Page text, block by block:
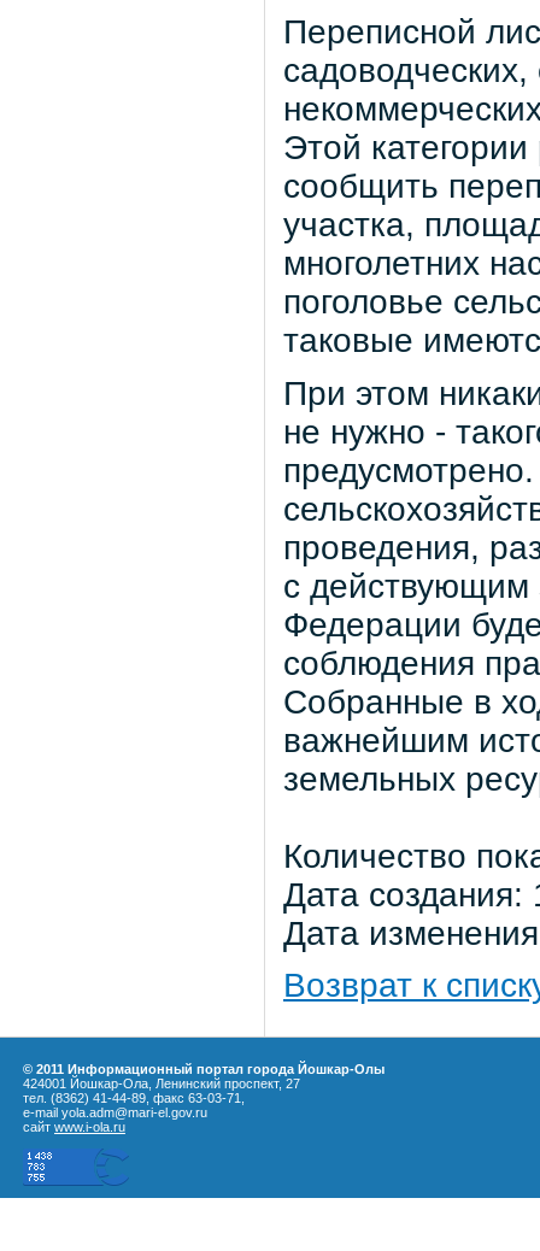
Переписной
Этой
сообщить
участка,
многолетних
поголовье
таковые
При этом
не нужно -
проведения,
с действующим
Федерации
соблюдения
Собранные в
важнейшим
земельных
Количество
Дата
Дата
Возврат к
© 2011 Информационный портал города Йошкар-Олы
424001 Йошкар-Ола, Ленинский проспект, 27
тел. (8362) 41-44-89, факс 63-03-71,
e-mail yola.adm@mari-el.gov.ru
сайт www.i-ola.ru